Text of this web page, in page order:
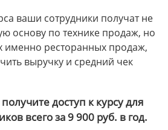
ваши сотрудники получат не
основу по технике продаж, но
именно ресторанных продаж,
выручку и средний чек
доступ к курсу для
всего за 9 900 руб. в год.